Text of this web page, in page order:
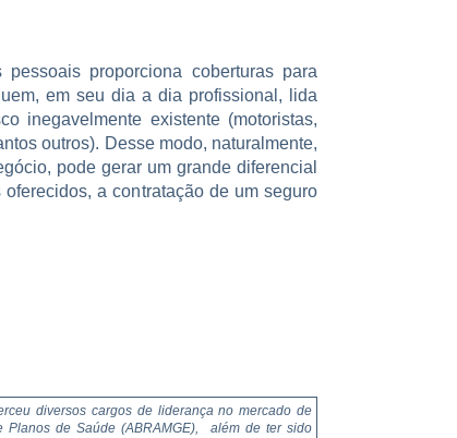
proporciona coberturas para
em seu dia a dia profissional, lida
inegavelmente existente (motoristas,
outros). Desse modo, naturalmente,
pode gerar um grande diferencial
a contratação de um seguro
diversos cargos de liderança no mercado de
Planos de Saúde (ABRAMGE), além de ter sido